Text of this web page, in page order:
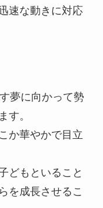
速な動きに対応
夢に向かって勢
す。
か華やかで目立
どもといること
を成長させるこ